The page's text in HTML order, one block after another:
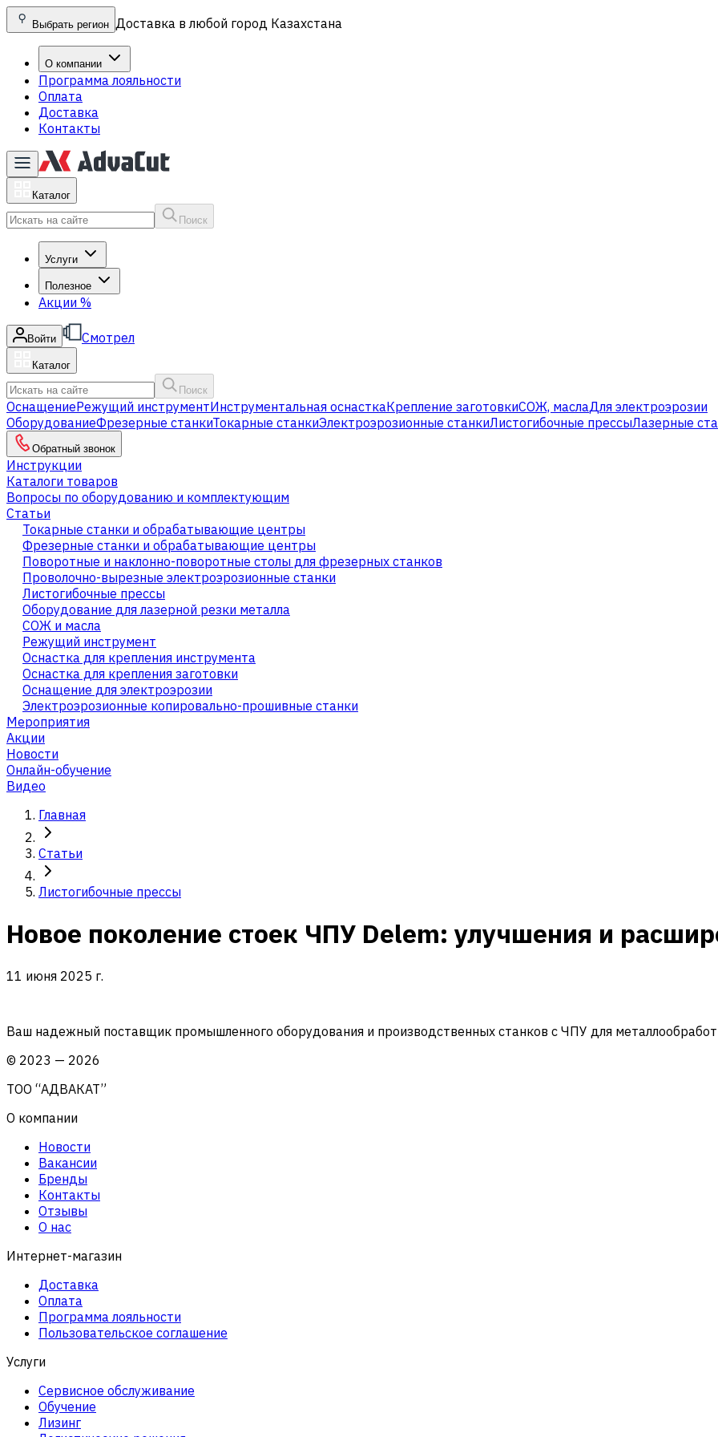
Выбрать регион Доставка в любой город Казахстана
О компании
Программа лояльности
Оплата
Доставка
Контакты
Каталог
Поиск
Услуги
Полезное
Акции %
Войти Смотрел
Каталог
Поиск
ОснащениеРежущий инструментИнструментальная оснасткаКрепление заготовкиСОЖ, маслаДля электроэрозии
ОборудованиеФрезерные станкиТокарные станкиЭлектроэрозионные станкиЛистогибочные прессыЛазерные
Обратный звонок
Инструкции
Каталоги товаров
Вопросы по оборудованию и комплектующим
Статьи
Токарные станки и обрабатывающие центры
Фрезерные станки и обрабатывающие центры
Поворотные и наклонно-поворотные столы для фрезерных станков
Проволочно-вырезные электроэрозионные станки
Листогибочные прессы
Оборудование для лазерной резки металла
СОЖ и масла
Режущий инструмент
Оснастка для крепления инструмента
Оснастка для крепления заготовки
Оснащение для электроэрозии
Электроэрозионные копировально-прошивные станки
Мероприятия
Акции
Новости
Онлайн-обучение
Видео
Главная
Статьи
Листогибочные прессы
Новое поколение стоек ЧПУ Delem: улучшения и
11 июня 2025 г.
Ваш надежный поставщик промышленного оборудования и производственных станков с ЧПУ для
© 2023 — 2026
ТОО “АДВАКАТ”
О компании
Новости
Вакансии
Бренды
Контакты
Отзывы
О нас
Интернет-магазин
Доставка
Оплата
Программа лояльности
Пользовательское соглашение
Услуги
Сервисное обслуживание
Обучение
Лизинг